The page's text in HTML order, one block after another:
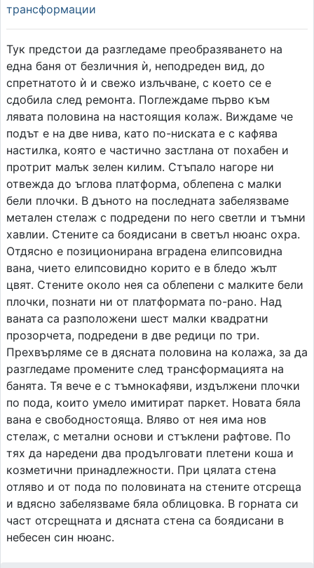
трансформации
Тук предстои да разгледаме преобразяването на
една баня от безличния ѝ, неподреден вид, до
спретнатото ѝ и свежо излъчване, с което се е
сдобила след ремонта. Поглеждаме първо към
лявата половина на настоящия колаж. Виждаме че
подът е на две нива, като по-ниската е с кафява
настилка, която е частично застлана от похабен и
протрит малък зелен килим. Стъпало нагоре ни
отвежда до ъглова платформа, облепена с малки
бели плочки. В дъното на последната забелязваме
метален стелаж с подредени по него светли и тъмни
хавлии. Стените са боядисани в светъл нюанс охра.
Отдясно е позиционирана вградена елипсовидна
вана, чието елипсовидно корито е в бледо жълт
цвят. Стените около нея са облепени с малките бели
плочки, познати ни от платформата по-рано. Над
ваната са разположени шест малки квадратни
прозорчета, подредени в две редици по три.
Прехвърляме се в дясната половина на колажа, за да
разгледаме промените след трансформацията на
банята. Тя вече е с тъмнокафяви, издължени плочки
по пода, които умело имитират паркет. Новата бяла
вана е свободностояща. Вляво от нея има нов
стелаж, с метални основи и стъклени рафтове. По
тях да наредени два продълговати плетени коша и
козметични принадлежности. При цялата стена
отляво и от пода по половината на стените отсреща
и вдясно забелязваме бяла облицовка. В горната си
част отсрещната и дясната стена са боядисани в
небесен син нюанс.